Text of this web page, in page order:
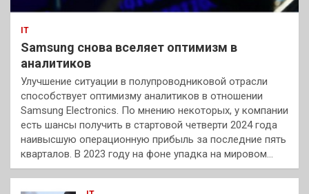
IT
Samsung снова вселяет оптимизм в
аналитиков
Улучшение ситуации в полупроводниковой отрасли
способствует оптимизму аналитиков в отношении
Samsung Electronics. По мнению некоторых, у компании
есть шансы получить в стартовой четверти 2024 года
наивысшую операционную прибыль за последние пять
кварталов. В 2023 году на фоне упадка на мировом…